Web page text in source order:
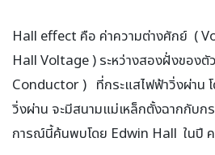
Hall effect คือ ค่าความต่างศักย์ (
Hall Voltage ) ระหว่างสองฝั่งของตั
Conductor ) ที่กระแสไฟฟ้าวิ่งผ่าน
วิ่งผ่าน จะมีสนามแม่เหล็กตั้งฉากกับก
การณ์นี้ค้นพบโดย Edwin Hall ในปี